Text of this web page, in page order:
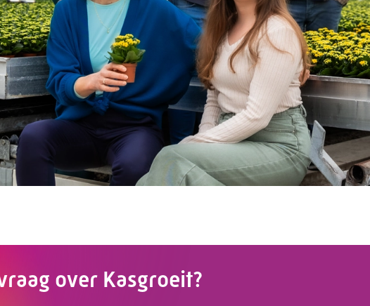
over Kasgroeit?